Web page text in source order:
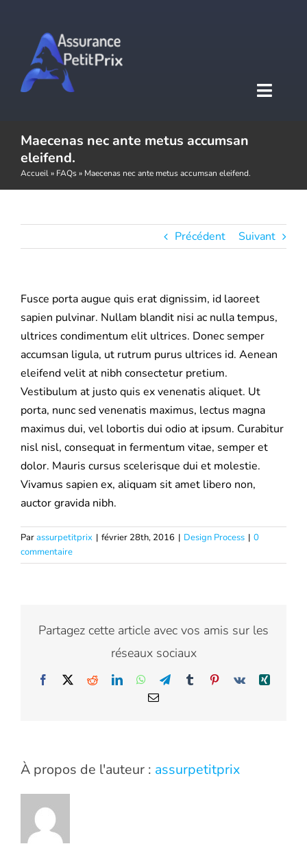
contenu
Accueil
Assurance auto
Mutuelle santé
Assurance Décennale
Blog
Maecenas nec ante metus accumsan
eleifend.
Accueil» FAQs» Maecenas nec ante metus accumsan eleifend.
Précédent Suivant
Fusce porta augue quis erat dignissim, id laoreet
sapien pulvinar. Nullam blandit nisi ac nulla tempus,
ultrices condimentum elit ultrices. Donec semper
accumsan ligula, ut rutrum purus ultrices id. Aenean
eleifend velit at nibh consectetur pretium.
Vestibulum at justo quis ex venenatis aliquet. Ut
porta, nunc sed venenatis maximus, lectus magna
maximus dui, vel lobortis dui odio at ipsum. Curabitur
nisl nisl, consequat in fermentum vitae, semper et
dolor. Mauris cursus scelerisque dui et molestie.
Vivamus sapien ex, aliquam sit amet libero non,
auctor gravida nibh.
Parassurpetitprix | février 28th, 2016 | Design Process | 0
commentaire
Partagez cette article avec vos amis sur les
réseaux sociaux
Facebook
X RedditLinkedInWhatsApp
TelegramTumblrPinterest
Vk
Xing
Email
À propos de l'auteur : assurpetitprix